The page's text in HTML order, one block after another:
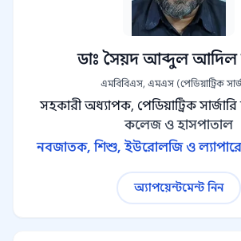
ডাঃ সৈয়দ আব্দুল
এমবিবিএস, এমএস (পেডিয়াট্রিক
সহকারী অধ্যাপক, পেডিয়াট্রিক সার্জারি
কলেজ ও হাসপাতাল
নবজাতক, শিশু, ইউরোলজি ও
অ্যাপয়েন্টমেন্ট নিন